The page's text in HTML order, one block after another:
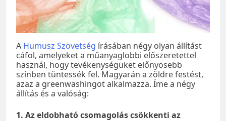
A Humusz Szövetség írásában négy olyan állítást
cáfol, amelyeket a műanyaglobbi előszeretettel
használ, hogy tevékenységüket előnyösebb
színben tüntessék fel. Magyarán a zöldre festést,
azaz a greenwashingot alkalmazza. Íme a négy
állítás és a valóság:
1. Az eldobható csomagolás csökkenti az